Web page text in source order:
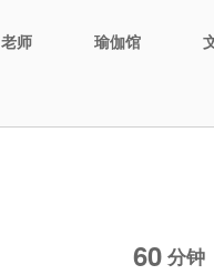
老师 瑜伽馆
60 分钟